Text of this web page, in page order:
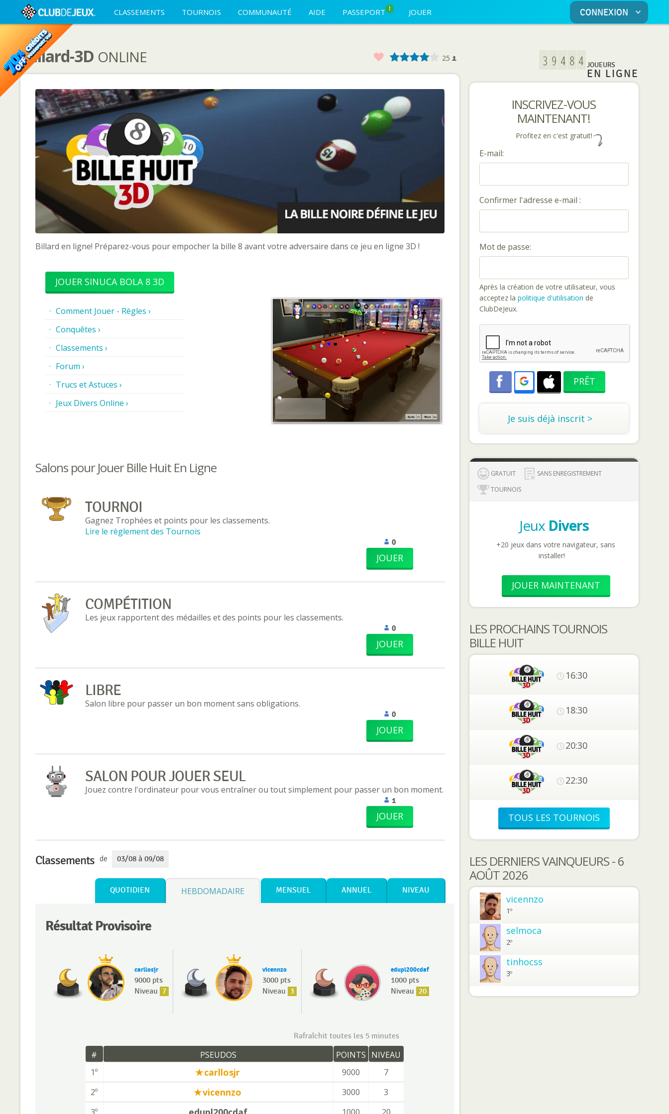
CLASSEMENTS TOURNOIS COMMUNAUTÉ AIDE PASSEPORT ! JOUER CONNEXION
Billard-3D ONLINE Favoris 5
3
2
1 25
Billard en ligne! Préparez-vous pour empocher la bille 8 avant votre adversaire dans ce jeu en ligne 3D !
JOUER SINUCA BOLA 8 3D
Comment Jouer - Règles ›
Conquêtes ›
Classements ›
Forum ›
Trucs et Astuces ›
Jeux Divers Online ›
Salons pour Jouer Bille Huit En Ligne
TOURNOI
Gagnez Trophées et points pour les classements.
Lire le règlement des Tournois
0
JOUER
COMPÉTITION
Les jeux rapportent des médailles et des points pour les classements.
0
JOUER
LIBRE
Salon libre pour passer un bon moment sans obligations.
0
JOUER
SALON POUR JOUER SEUL
Jouez contre l'ordinateur pour vous entraîner ou tout simplement pour passer un bon moment.
1
JOUER
Classements de 03/08 à 09/08
QUOTIDIEN HEBDOMADAIRE MENSUEL ANNUEL NIVEAU
Résultat Provisoire
carllosjr
9000 pts
Niveau 7
vicennzo
3000 pts
Niveau 3
edupl200cdaf
1000 pts
Niveau 20
Rafraîchit toutes les 5 minutes
# PSEUDOS POINTS NIVEAU
1º
carllosjr 9000
7
2º
vicennzo 3000
3
JOUEURS
EN LIGNE
INSCRIVEZ-VOUS
MAINTENANT!
Profitez en c'est gratuit!
E-mail:
Confirmer l'adresse e-mail :
Mot de passe:
Après la création de votre utilisateur, vous
acceptez la politique d'utilisation de
ClubDeJeux.
Je suis déjà inscrit >
GRATUIT
SANS ENREGISTREMENT
TOURNOIS
Jeux Divers
+20 jeux dans votre navigateur, sans
installer!
JOUER MAINTENANT
LES PROCHAINS TOURNOIS
BILLE HUIT
16:30
18:30
20:30
22:30
TOUS LES TOURNOIS
LES DERNIERS VAINQUEURS - 6
AOÛT 2026
vicennzo
1º
selmoca
2º
tinhocss
3º